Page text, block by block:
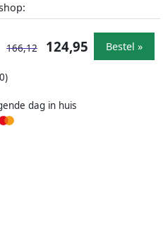
dag in huis
166,12 124,95 Bestel »